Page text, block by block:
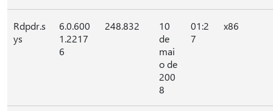
Rdpdr.s
ys
6.0.600
1.2217
6
248.832
10
de
mai
o de
200
8
01:2
7
x86